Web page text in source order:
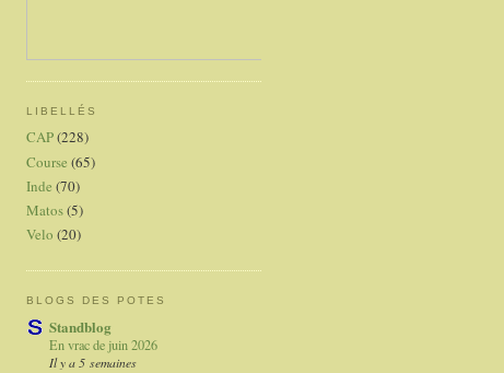
LIBELLÉS
CAP(228)
Course (65)
Inde (70)
Matos(5)
Velo (20)
BLOGS DES POTES
Standblog
En vrac de juin 2026
Il y a 5 semaines